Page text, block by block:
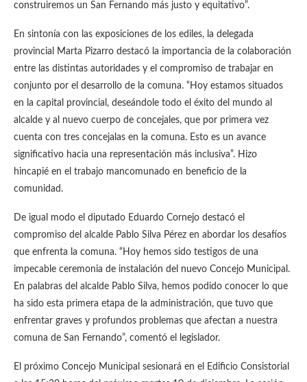
construiremos un San Fernando más justo y equitativo”.
En sintonía con las exposiciones de los ediles, la delegada
provincial Marta Pizarro destacó la importancia de la colaboración
entre las distintas autoridades y el compromiso de trabajar en
conjunto por el desarrollo de la comuna. “Hoy estamos situados
en la capital provincial, deseándole todo el éxito del mundo al
alcalde y al nuevo cuerpo de concejales, que por primera vez
cuenta con tres concejalas en la comuna. Esto es un avance
significativo hacia una representación más inclusiva”. Hizo
hincapié en el trabajo mancomunado en beneficio de la
comunidad.
De igual modo el diputado Eduardo Cornejo destacó el
compromiso del alcalde Pablo Silva Pérez en abordar los desafíos
que enfrenta la comuna. “Hoy hemos sido testigos de una
impecable ceremonia de instalación del nuevo Concejo Municipal.
En palabras del alcalde Pablo Silva, hemos podido conocer lo que
ha sido esta primera etapa de la administración, que tuvo que
enfrentar graves y profundos problemas que afectan a nuestra
comuna de San Fernando”, comentó el legislador.
El próximo Concejo Municipal sesionará en el Edificio Consistorial